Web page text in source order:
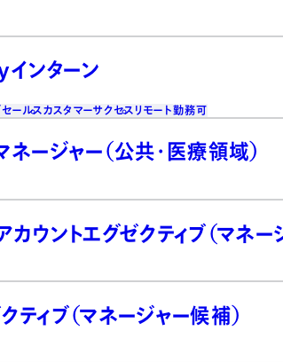
ンターン
セールスカスタマーサクセス リモート勤務可
ージャー（公共・医療領域）
ウントエグゼクティブ（マネー
ティブ（マネージャー候補）